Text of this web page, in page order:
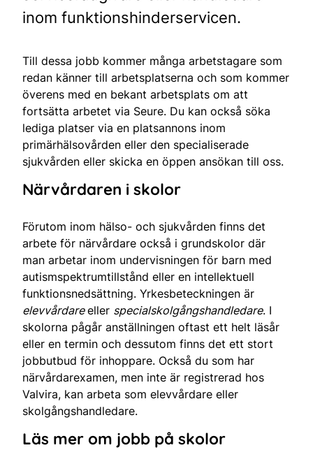
inom funktionshinderservicen.
Till dessa jobb kommer många arbetstagare som
redan känner till arbetsplatserna och som kommer
överens med en bekant arbetsplats om att
fortsätta arbetet via Seure. Du kan också söka
lediga platser via en platsannons inom
primärhälsovården eller den specialiserade
sjukvården eller skicka en öppen ansökan till oss.
Närvårdaren i skolor
Förutom inom hälso- och sjukvården finns det
arbete för närvårdare också i grundskolor där
man arbetar inom undervisningen för barn med
autismspektrumtillstånd eller en intellektuell
funktionsnedsättning. Yrkesbeteckningen är
elevvårdareeller specialskolgångshandledare. I
skolorna pågår anställningen oftast ett helt läsår
eller en termin och dessutom finns det ett stort
jobbutbud för inhoppare. Också du som har
närvårdarexamen, men inte är registrerad hos
Valvira, kan arbeta som elevvårdare eller
skolgångshandledare.
Läs mer om jobb på skolor